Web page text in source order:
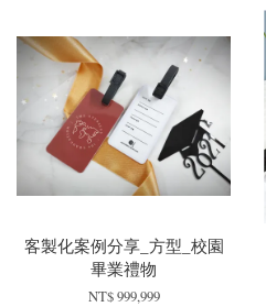
客製化案例分享_方型_校園
畢業禮物
NT$ 999,999